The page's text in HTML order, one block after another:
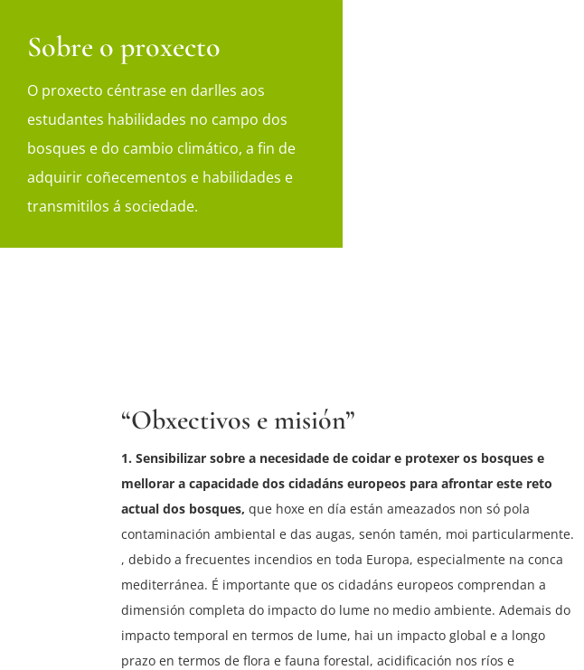
Sobre o proxecto
O proxecto céntrase en darlles aos
estudantes habilidades no campo dos
bosques e do cambio climático, a fin de
adquirir coñecementos e habilidades e
transmitilos á sociedade.
“Obxectivos e misión”
1. Sensibilizar sobre a necesidade de coidar e protexer os bosques e
mellorar a capacidade dos cidadáns europeos para afrontar este reto
actual dos bosques, que hoxe en día están ameazados non só pola
contaminación ambiental e das augas, senón tamén, moi particularmente.
, debido a frecuentes incendios en toda Europa, especialmente na conca
mediterránea. É importante que os cidadáns europeos comprendan a
dimensión completa do impacto do lume no medio ambiente. Ademais do
impacto temporal en termos de lume, hai un impacto global e a longo
prazo en termos de flora e fauna forestal, acidificación nos ríos e